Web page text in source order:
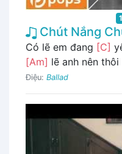
Chút Nắng
Có lẽ em đang [C]
[Am] lẽ anh nên
Điệu: Ballad